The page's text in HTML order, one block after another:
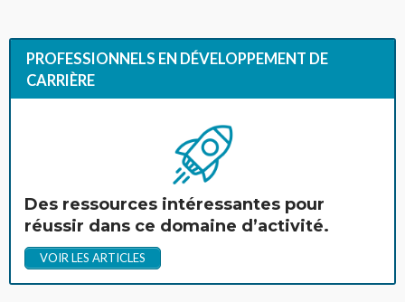
PROFESSIONNELS EN DÉVELOPPEMENT DE
CARRIÈRE
Des ressources intéressantes pour
réussir dans ce domaine d’activité.
VOIR LES ARTICLES